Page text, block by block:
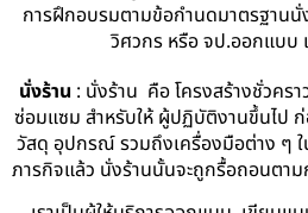
การฝึกอบรมตามข้อกำนดมาตรฐานนั่
วิศวกร หรือ จป.ออกแบบ
นั่งร้าน : นั่งร้าน คือ โครงสร้างชั่วครา
ซ่อมแซม สำหรับให้ ผู้ปฏิบัติงานขึ้นไป
วัสดุ อุปกรณ์ รวมถึงเครื่องมือต่าง ๆ ใ
ภารกิจแล้ว นั่งร้านนั้นจะถูกรื้อถอนตา